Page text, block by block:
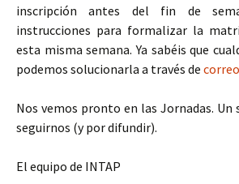
inscripción antes del fin de
instrucciones para formalizar la
esta misma semana. Ya sabéis que
podemos solucionarla a través de
Nos vemos pronto en las Jornadas. Un
seguirnos (y por difundir).
El equipo de INTAP